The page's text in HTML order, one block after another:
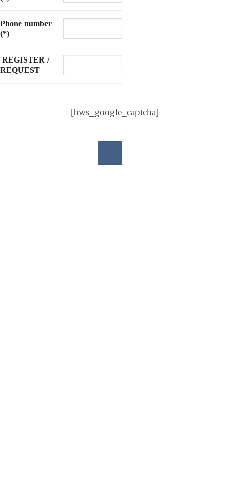
Phone number
(*)
REGISTER /
REQUEST
[bws_google_captcha]